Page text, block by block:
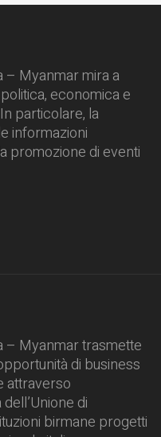
– Myanmar mira a
economica e
particolare, la
informazioni
promozione di eventi
– Myanmar trasmette
di business
attraverso
di
birmane progetti